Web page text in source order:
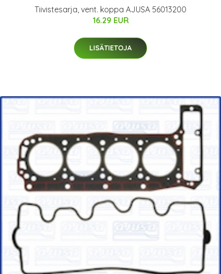
Tiivistesarja, vent. koppa AJUSA 56013200
16.29 EUR
LISÄTIETOJA